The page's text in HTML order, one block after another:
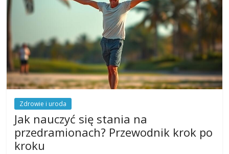
Zdrowie i uroda
Jak nauczyć się stania na
przedramionach? Przewodnik krok po
kroku